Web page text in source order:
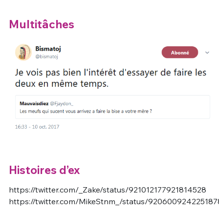
Multitâches
Histoires d’ex
https://twitter.com/_Zake/status/921012177921814528
https://twitter.com/MikeStnm_/status/